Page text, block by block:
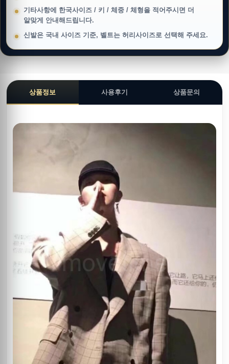
기타사항에 한국사이즈 / 키 / 체중 / 체형을 적어주시면 더
알맞게 안내해드립니다.
신발은 국내 사이즈 기준, 벨트는 허리사이즈로 선택해 주세요.
상품정보 사용후기 상품문의